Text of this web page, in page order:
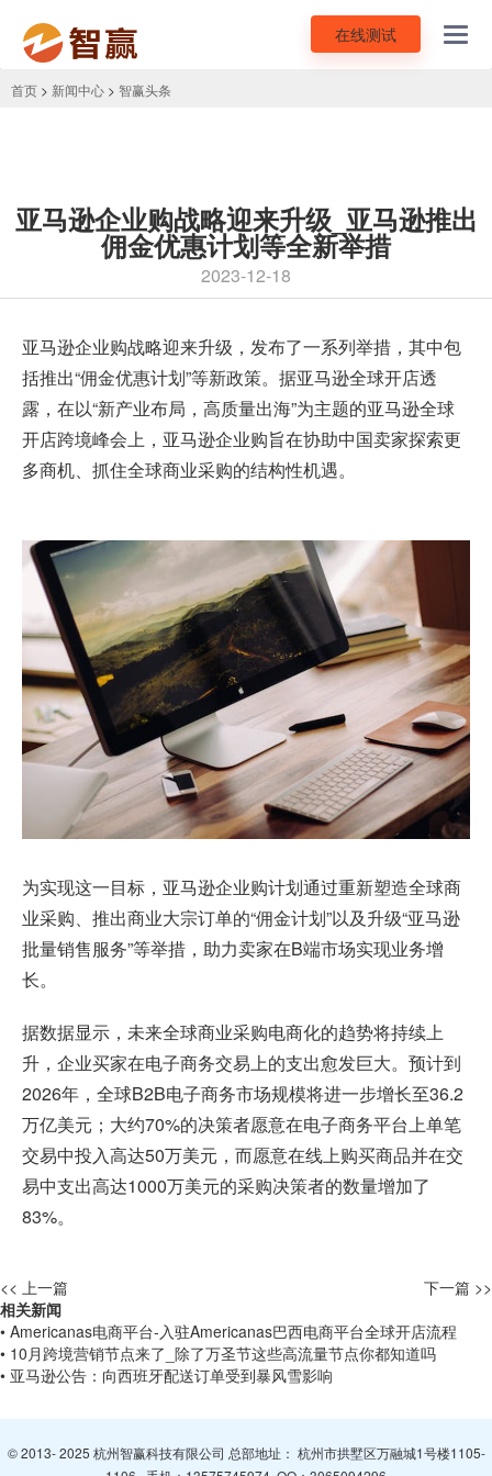
在线测试
首页 > 新闻中心 > 智赢头条
亚马逊企业购战略迎来升级_亚马逊推出
佣金优惠计划等全新举措
2023-12-18
亚马逊企业购战略迎来升级，发布了一系列举措，其中包
括推出“佣金优惠计划”等新政策。据亚马逊全球开店透
露，在以“新产业布局，高质量出海”为主题的亚马逊全球
开店跨境峰会上，亚马逊企业购旨在协助中国卖家探索更
多商机、抓住全球商业采购的结构性机遇。
为实现这一目标，亚马逊企业购计划通过重新塑造全球商
业采购、推出商业大宗订单的“佣金计划”以及升级“亚马逊
批量销售服务”等举措，助力卖家在B端市场实现业务增
长。
据数据显示，未来全球商业采购电商化的趋势将持续上
升，企业买家在电子商务交易上的支出愈发巨大。预计到
2026年，全球B2B电子商务市场规模将进一步增长至36.2
万亿美元；大约70%的决策者愿意在电子商务平台上单笔
交易中投入高达50万美元，而愿意在线上购买商品并在交
易中支出高达1000万美元的采购决策者的数量增加了
83%。
<< 上一篇
下一篇 >>
相关新闻
• Americanas电商平台-入驻Americanas巴西电商平台全球开店流程
• 10月跨境营销节点来了_除了万圣节这些高流量节点你都知道吗
• 亚马逊公告：向西班牙配送订单受到暴风雪影响
© 2013- 2025 杭州智赢科技有限公司 总部地址： 杭州市拱墅区万融城1号楼1105-